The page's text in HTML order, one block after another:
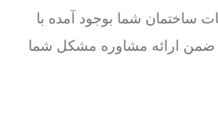
ساختمان شما بوجود آمده با
ضمن ارائه مشاوره مشکل شما